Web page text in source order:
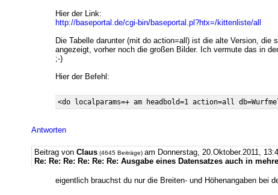
Hier der Link:
http://baseportal.de/cgi-bin/baseportal.pl?htx=/kittenliste/all
Die Tabelle darunter (mit do action=all) ist die alte Version,
angezeigt, vorher noch die großen Bilder. Ich vermute das in
;-)
Hier der Befehl:
Antworten
Beitrag von Claus (4645 Beiträge) am Donnerstag, 20.Oktober.2011,
Re: Re: Re: Re: Re: Re: Ausgabe eines Datensatzes auch in
eigentlich brauchst du nur die Breiten- und Höhenangaben bei